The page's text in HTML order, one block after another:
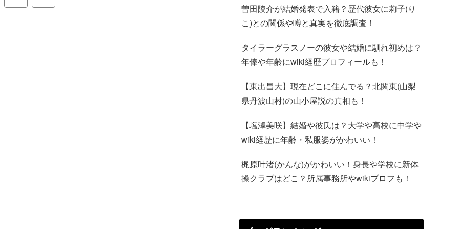
曽田陵介が結婚発表で入籍？歴代彼女に莉子(り
こ)との関係や噂と真実を徹底調査！
タイラーグラスノーの彼女や結婚に馴れ初めは？
年俸や年齢にwiki経歴プロフィールも！
【東出昌大】現在どこに住んでる？北関東(山梨
県丹波山村)の山小屋説の真相も！
【塩澤美咲】結婚や彼氏は？大学や高校に中学や
wiki経歴に年齢・私服姿がかわいい！
梶原叶渚(かんな)がかわいい！身長や学校に新体
操クラブはどこ？所属事務所やwikiプロフも！